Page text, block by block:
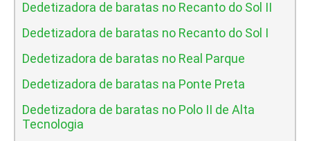
Dedetizadora de baratas no Recanto do Sol II
Dedetizadora de baratas no Recanto do Sol I
Dedetizadora de baratas no Real Parque
Dedetizadora de baratas na Ponte Preta
Dedetizadora de baratas no Polo II de Alta
Tecnologia